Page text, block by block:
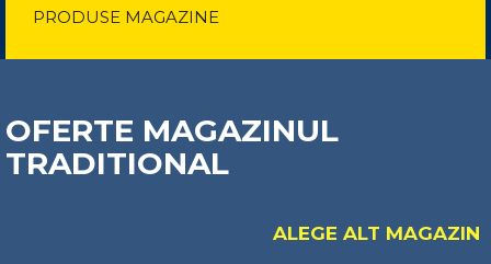
PRODUSE MAGAZINE
OFERTE MAGAZINUL
TRADITIONAL
ALEGE ALT MAGAZIN